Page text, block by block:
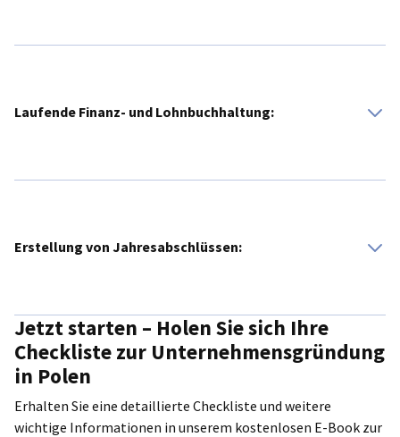
Laufende Finanz- und Lohnbuchhaltung:
Erstellung von Jahresabschlüssen:
Sorgfältige Buchführung und Abschlussarbeiten.
Jetzt starten – Holen Sie sich Ihre
Checkliste zur Unternehmensgründung
in Polen
Erhalten Sie eine detaillierte Checkliste und weitere
wichtige Informationen in unserem kostenlosen E-Book zur